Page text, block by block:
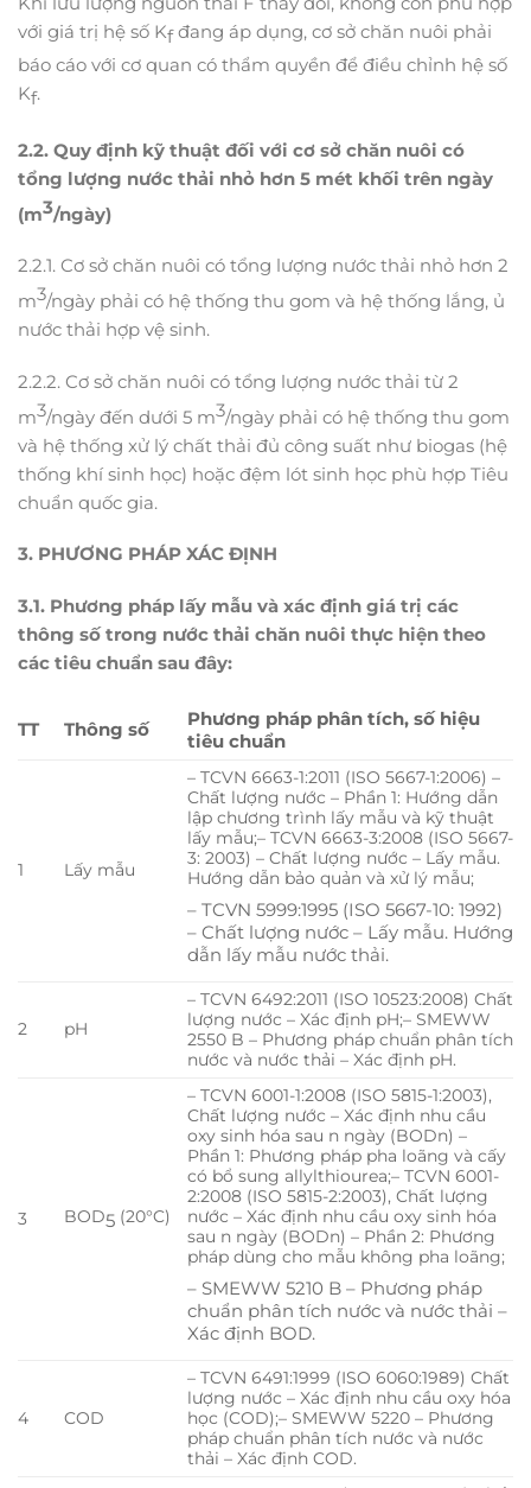
với giá trị hệ số Kfđang áp dụng, cơ sở chăn nuôi phải
báo cáo với cơ quan có thẩm quyền để điều chỉnh hệ số
Kf.
2.2. Quy định kỹ thuật đối với cơ sở chăn nuôi có
tổng lượng nước thải nhỏ hơn 5 mét khối trên ngày
(m3/ngày)
2.2.1. Cơ sở chăn nuôi có tổng lượng nước thải nhỏ hơn 2
m3/ngày phải có hệ thống thu gom và hệ thống lắng, ủ
nước thải hợp vệ sinh.
2.2.2. Cơ sở chăn nuôi có tổng lượng nước thải từ 2
m3/ngày đến dưới 5 m3/ngày phải có hệ thống thu gom
và hệ thống xử lý chất thải đủ công suất như biogas (hệ
thống khí sinh học) hoặc đệm lót sinh học phù hợp Tiêu
chuẩn quốc gia.
3. PHƯƠNG PHÁP XÁC ĐỊNH
3.1. Phương pháp lấy mẫu và xác định giá trị các
thông số trong nước thải chăn nuôi thực hiện theo
các tiêu chuẩn sau đây:
TT Thông số
Phương pháp phân tích, số hiệu
tiêu chuẩn
1 Lấy mẫu
– TCVN 6663-1:2011 (ISO 5667-1:2006) –
Chất lượng nước – Phần 1: Hướng dẫn
lập chương trình lấy mẫu và kỹ thuật
lấy mẫu;– TCVN 6663-3:2008 (ISO 5667-
3: 2003) – Chất lượng nước – Lấy mẫu.
Hướng dẫn bảo quản và xử lý mẫu;
– TCVN 5999:1995 (ISO 5667-10: 1992)
– Chất lượng nước – Lấy mẫu. Hướng
dẫn lấy mẫu nước thải.
2 pH
– TCVN 6492:2011 (ISO 10523:2008) Chất
lượng nước – Xác định pH;– SMEWW
2550 B – Phương pháp chuẩn phân tích
nước và nước thải – Xác định pH.
3 BOD5(20°C)
– TCVN 6001-1:2008 (ISO 5815-1:2003),
Chất lượng nước – Xác định nhu cầu
oxy sinh hóa sau n ngày (BODn) –
Phần 1: Phương pháp pha loãng và cấy
có bổ sung allylthiourea;– TCVN 6001-
2:2008 (ISO 5815-2:2003), Chất lượng
nước – Xác định nhu cầu oxy sinh hóa
sau n ngày (BODn) – Phần 2: Phương
pháp dùng cho mẫu không pha loãng;
– SMEWW 5210 B – Phương pháp
chuẩn phân tích nước và nước thải –
Xác định BOD.
4 COD
– TCVN 6491:1999 (ISO 6060:1989) Chất
lượng nước – Xác định nhu cầu oxy hóa
học (COD);– SMEWW 5220 – Phương
pháp chuẩn phân tích nước và nước
thải – Xác định COD.